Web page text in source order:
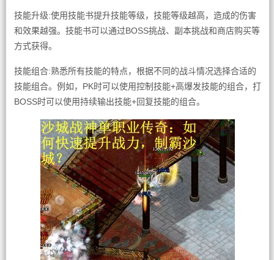
技能升级:使用技能书提升技能等级，技能等级越高，造成的伤害
和效果越强。技能书可以通过BOSS挑战、副本挑战和商店购买等
方式获得。
技能组合:熟悉所有技能的特点，根据不同的战斗情况选择合适的
技能组合。例如，PK时可以使用控制技能+高爆发技能的组合，打
BOSS时可以使用持续输出技能+回复技能的组合。